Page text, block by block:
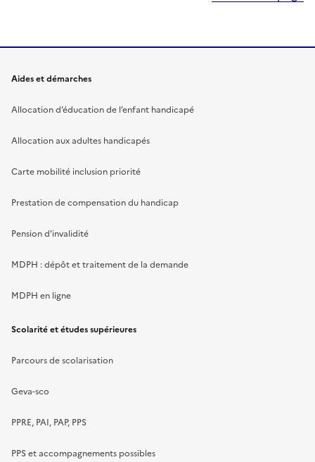
Aides et démarches
Allocation d’éducation de l’enfant handicapé
Allocation aux adultes handicapés
Carte mobilité inclusion priorité
Prestation de compensation du handicap
Pension d'invalidité
MDPH : dépôt et traitement de la demande
MDPH en ligne
Scolarité et études supérieures
Parcours de scolarisation
Geva-sco
PPRE, PAI, PAP, PPS
PPS et accompagnements possibles